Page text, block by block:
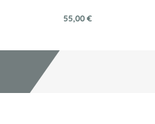
55,00 €